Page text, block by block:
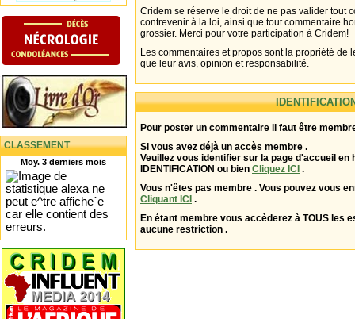
CLASSEMENT
Moy. 3 derniers mois
Cridem se réserve le droit de ne pas valider tout
contrevenir à la loi, ainsi que tout commentaire
grossier. Merci pour votre participation à Cridem!
Les commentaires et propos sont la propriété de
que leur avis, opinion et responsabilité.
Pour poster un commentaire il faut être
Si vous avez déjà un accès membre .
Veuillez vous identifier sur la page d'accueil en
IDENTIFICATION ou bien Cliquez ICI .
Vous n'êtes pas membre . Vous pouvez vous
Cliquant ICI .
En étant membre vous accèderez à TOUS les
aucune restriction .